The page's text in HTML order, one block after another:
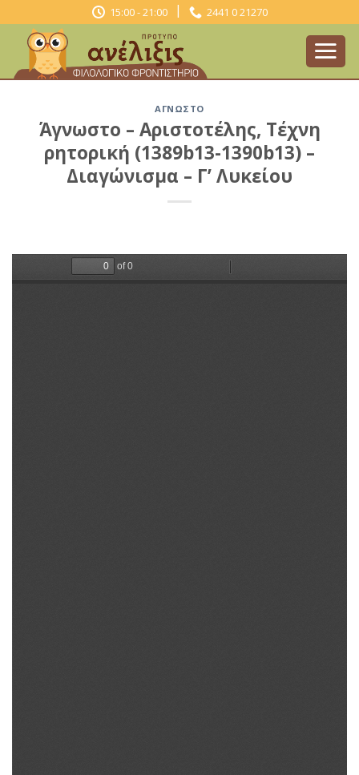
to
content
15:00 - 21:00 | 2441 0 21270
ΆΓΝΩΣΤΟ
Άγνωστο – Αριστοτέλης, Τέχνη
ρητορική (1389b13-1390b13) –
Διαγώνισμα – Γ’ Λυκείου